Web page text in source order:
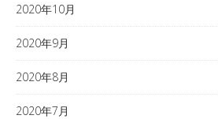
2020年10月
2020年9月
2020年8月
2020年7月